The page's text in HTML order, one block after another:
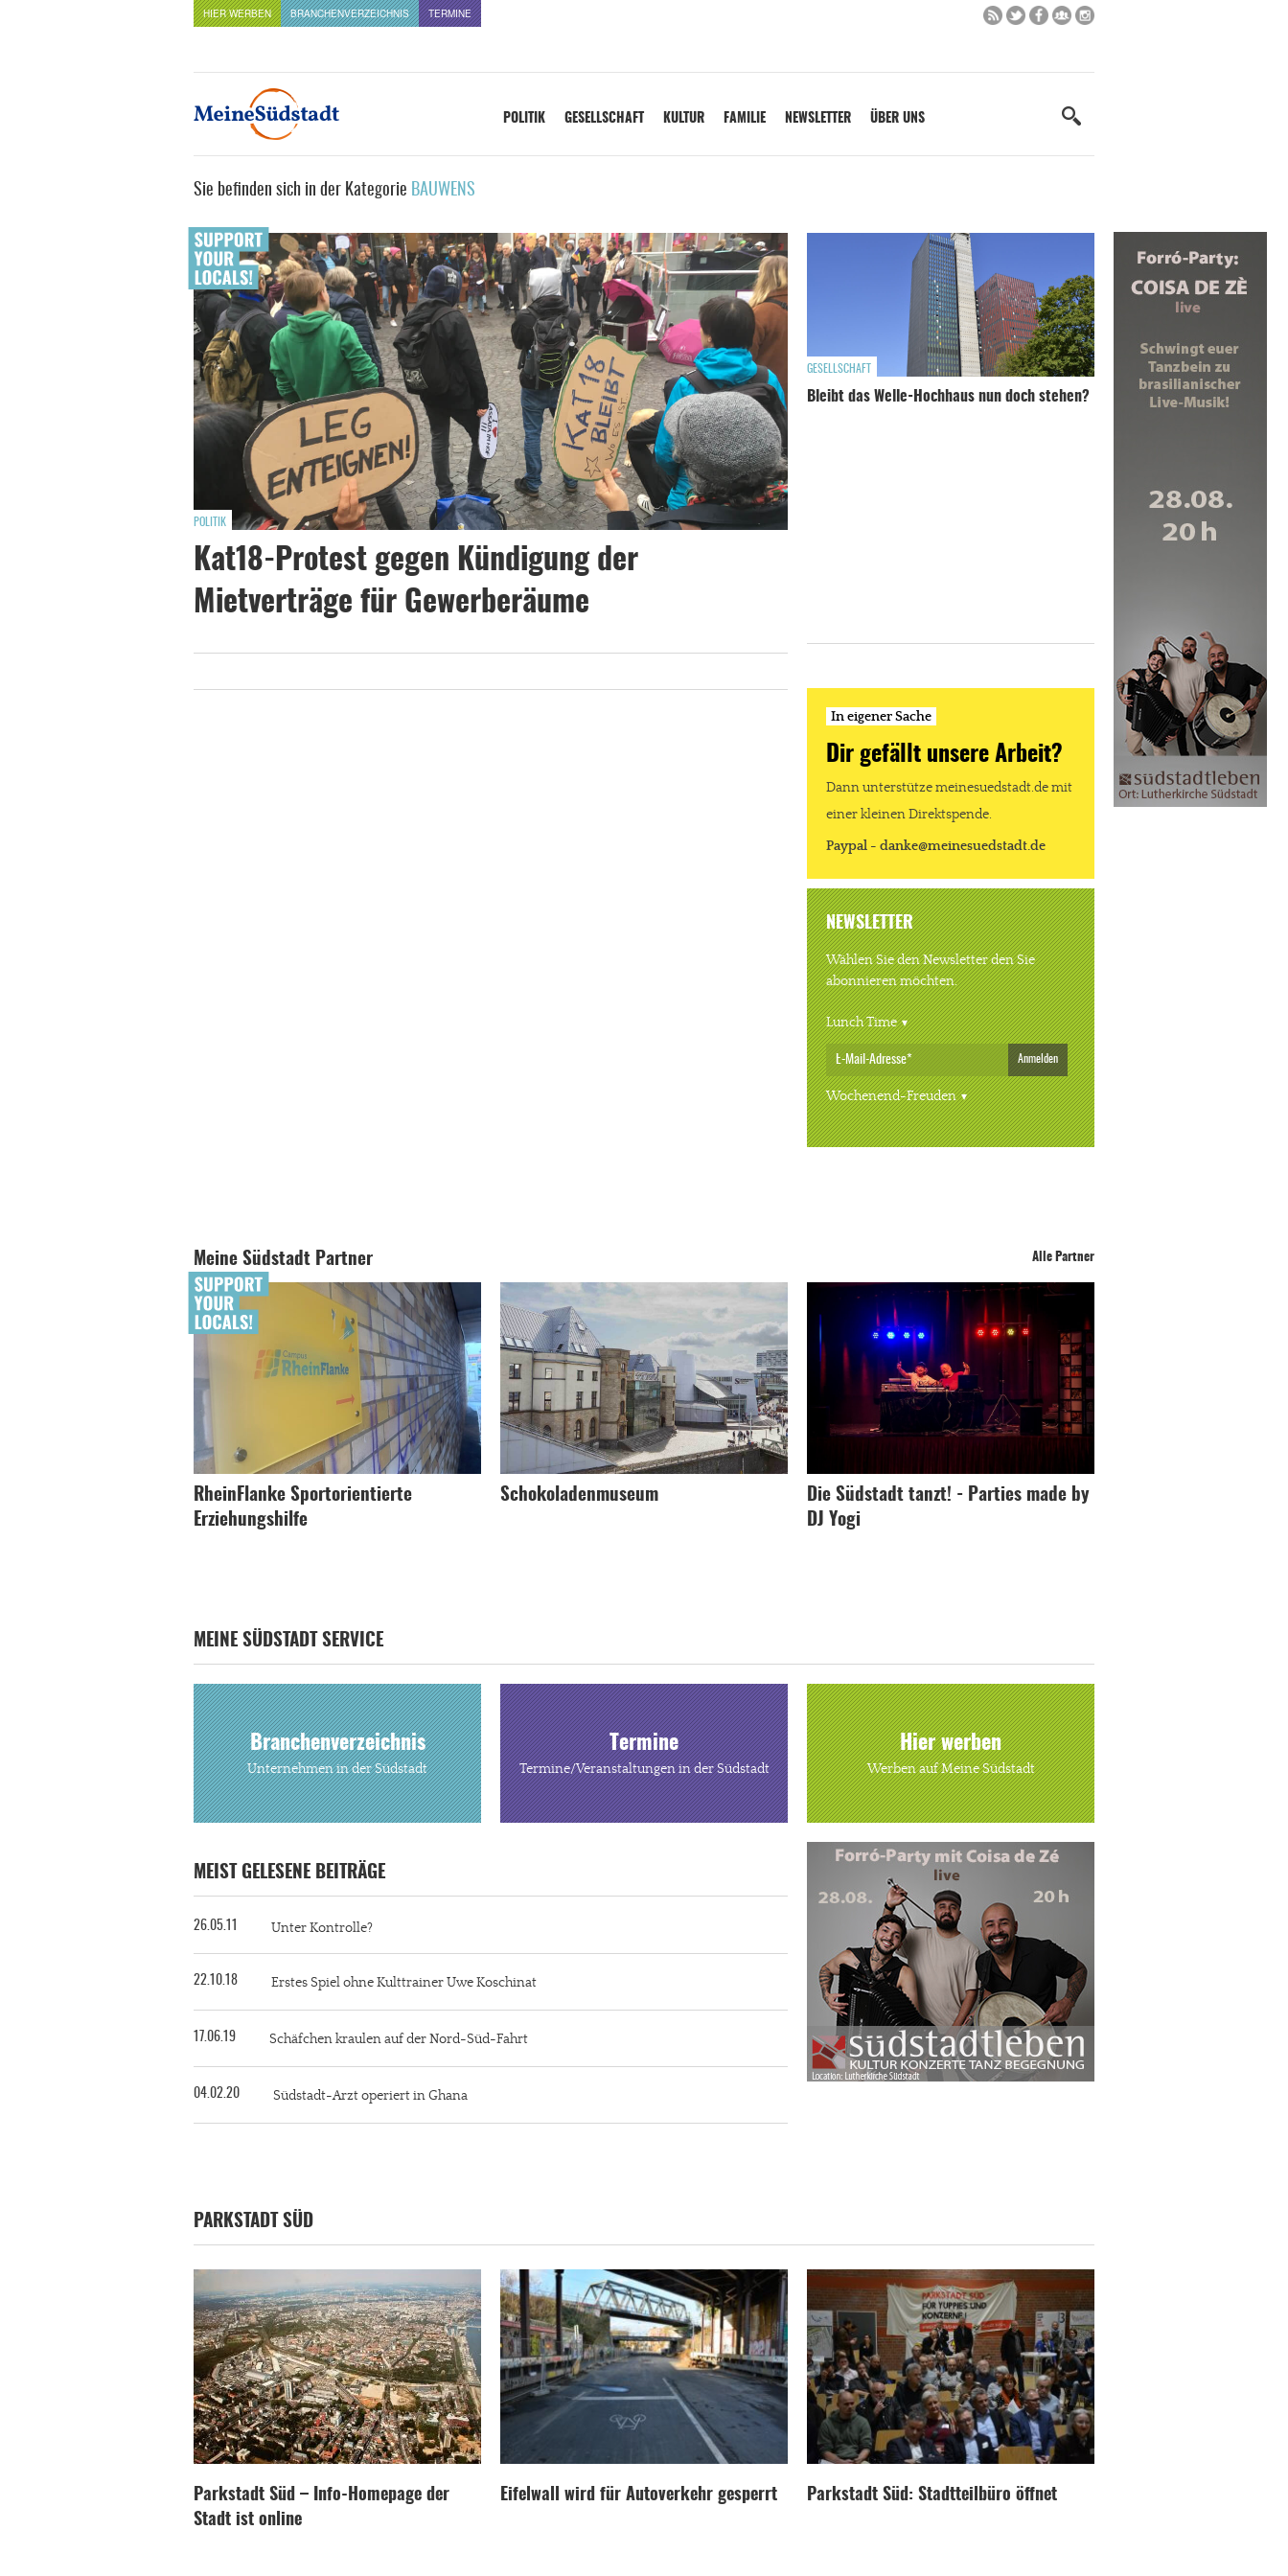
HIER WERBEN BRANCHENVERZEICHNIS TERMINE
POLITIK GESELLSCHAFT KULTUR FAMILIE NEWSLETTER ÜBER UNS
Sie befinden sich in der Kategorie BAUWENS
POLITIK
Kat18-Protest gegen Kündigung der
Mietverträge für Gewerberäume
GESELLSCHAFT
Bleibt das Welle-Hochhaus nun doch stehen?
In eigener Sache
Dir gefällt unsere Arbeit?
Dann unterstütze meinesuedstadt.de mit
einer kleinen Direktspende.
Paypal - danke@meinesuedstadt.de
NEWSLETTER
Wählen Sie den Newsletter den Sie
abonnieren möchten.
Lunch Time
Anmelden
Wochenend-Freuden
Meine Südstadt Partner Alle Partner
RheinFlanke Sportorientierte
Erziehungshilfe
Schokoladenmuseum
Die Südstadt tanzt! - Parties made by
DJ Yogi
MEINE SÜDSTADT SERVICE
Branchenverzeichnis
Unternehmen in der Südstadt
Termine
Termine/Veranstaltungen in der Südstadt
Hier werben
Werben auf Meine Südstadt
MEIST GELESENE BEITRÄGE
26.05.11 Unter Kontrolle?
22.10.18 Erstes Spiel ohne Kulttrainer Uwe Koschinat
17.06.19 Schäfchen kraulen auf der Nord-Süd-Fahrt
04.02.20 Südstadt-Arzt operiert in Ghana
PARKSTADT SÜD
Parkstadt Süd – Info-Homepage der
Stadt ist online
Eifelwall wird für Autoverkehr gesperrt Parkstadt Süd: Stadtteilbüro öffnet